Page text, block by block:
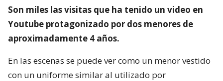
Son miles las visitas que ha tenido un video en
Youtube protagonizado por dos menores de
aproximadamente 4 años.
En las escenas se puede ver como un menor vestido
con un uniforme similar al utilizado por